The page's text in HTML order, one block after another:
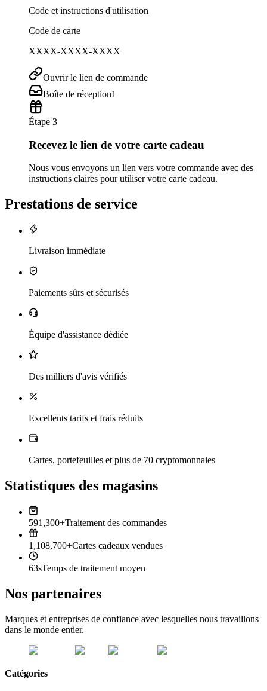
Code et instructions d'utilisation
Code de carte
XXXX-XXXX-XXXX
Ouvrir le lien de commande
Boîte de réception1
Étape 3
Recevez le lien de votre carte cadeau
Nous vous envoyons un lien vers votre commande avec des
instructions claires pour utiliser votre carte cadeau.
Prestations de service
Livraison immédiate
Paiements sûrs et sécurisés
Équipe d'assistance dédiée
Des milliers d'avis vérifiés
Excellents tarifs et frais réduits
Cartes, portefeuilles et plus de 70 cryptomonnaies
Statistiques des magasins
591,300+Traitement des commandes
1,108,700+Cartes cadeaux vendues
63sTemps de traitement moyen
Nos partenaires
Marques et entreprises de confiance avec lesquelles nous travaillons
dans le monde entier.
Catégories